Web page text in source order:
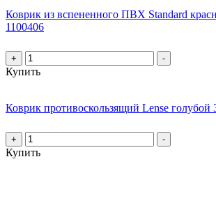
Коврик из вспененного ПВХ Standard
1100406
+ -
Купить
Коврик противоскользящий Lense голубой
+ -
Купить